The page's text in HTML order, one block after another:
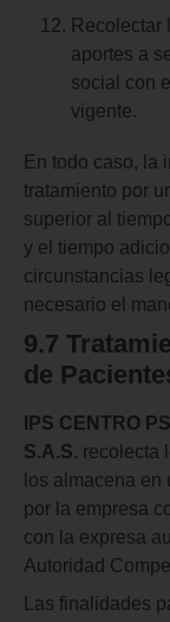
Recolectar
aportes a
social con
vigente.
En todo caso, la
tratamiento por
superior al
y el tiempo
circunstancias
necesario el
9.7
de
IPS CENTRO
S.A.S. recolecta
los almacena
por la empresa
con la expresa
Autoridad
Las finalidades